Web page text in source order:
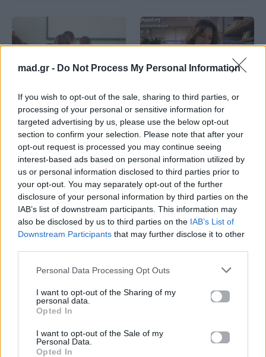
mad.gr - Do Not Process My Personal Information
If you wish to opt-out of the sale, sharing to third parties, or
processing of your personal or sensitive information for
targeted advertising by us, please use the below opt-out
section to confirm your selection. Please note that after your
opt-out request is processed you may continue seeing
interest-based ads based on personal information utilized by
us or personal information disclosed to third parties prior to
your opt-out. You may separately opt-out of the further
disclosure of your personal information by third parties on the
IAB’s list of downstream participants. This information may
also be disclosed by us to third parties on the IAB’s List of
Downstream Participants that may further disclose it to other
Personal Data Processing Opt Outs
I want to opt-out of the Sharing of my
personal data.
Opted In
I want to opt-out of the Sale of my
Personal Data.
Opted In
Πανελλαδικές 2026:
Στην κορυφή των
βαθμολογιών η
Λαρισαία Ιωάννα
Παπακώστα με 19.780
μόρια
26.06.2026
Μία κάρτα για όλες τις
προνοιακές παροχές!
26.06.2026
Life
Πού να μην
κολυμπήσεις στην
Αττική: Οι 29
Life
νέους επιστήμονες με